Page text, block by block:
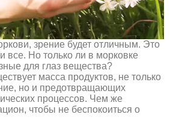
зрение будет отличным. Это
все. Но только ли в морковке
для глаз вещества?
масса продуктов, не только
но и предотвращающих
процессов. Чем же
чтобы не беспокоиться о